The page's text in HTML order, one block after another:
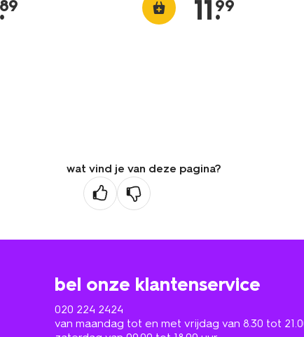
.
89 11.
99
wat vind je van deze pagina?
bel onze klantenservice
020 224 2424
van maandag tot en met vrijdag van 8.30 tot